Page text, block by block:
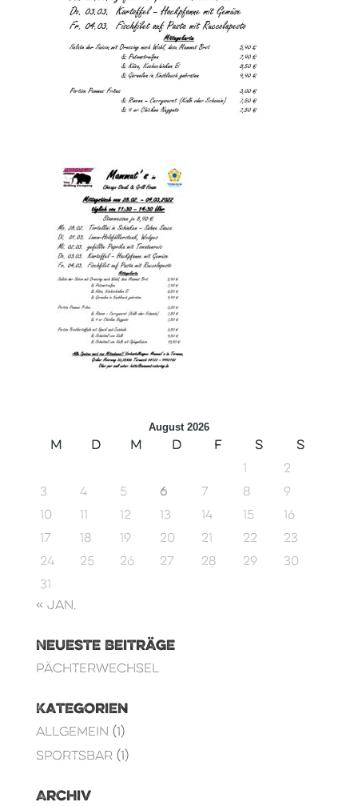
August 2026
M D M D F S
S
1
2
3
4 5 6 7 8
9
10
11 12 13 14 15
16
17
18 19 20 21 22
23
24
25 26 27 28 29
30
31
« Jan.
Neueste Beiträge
Pächterwechsel
Kategorien
Allgemein (1)
Sportsbar(1)
Archiv